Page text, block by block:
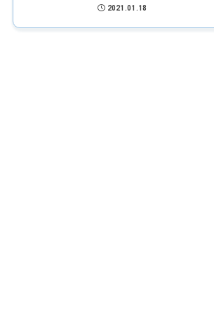
2021.01.18